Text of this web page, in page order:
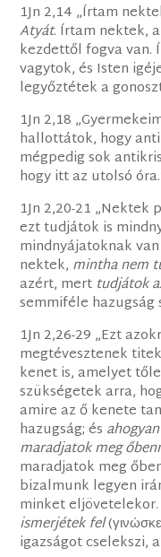
1Jn 2,14 „Írtam
Atyát. Írtam nektek,
kezdettől fogva van.
vagytok, és Isten
legyőztétek a
1Jn 2,18
hallottátok, hogy
mégpedig sok
hogy itt az utolsó
1Jn 2,20-21
ezt tudjátok is
mindnyájatoknak
nektek, mintha nem
azért, mert tudjátok
semmiféle hazugság
1Jn 2,26-29 „Ezt
megtévesztenek
kenet is, amelyet
szükségetek arra,
amire az ő kenete
hazugság; és
maradjatok meg
maradjatok meg
bizalmunk legyen
minket
ismerjétek fel
igazságot cselekszi,